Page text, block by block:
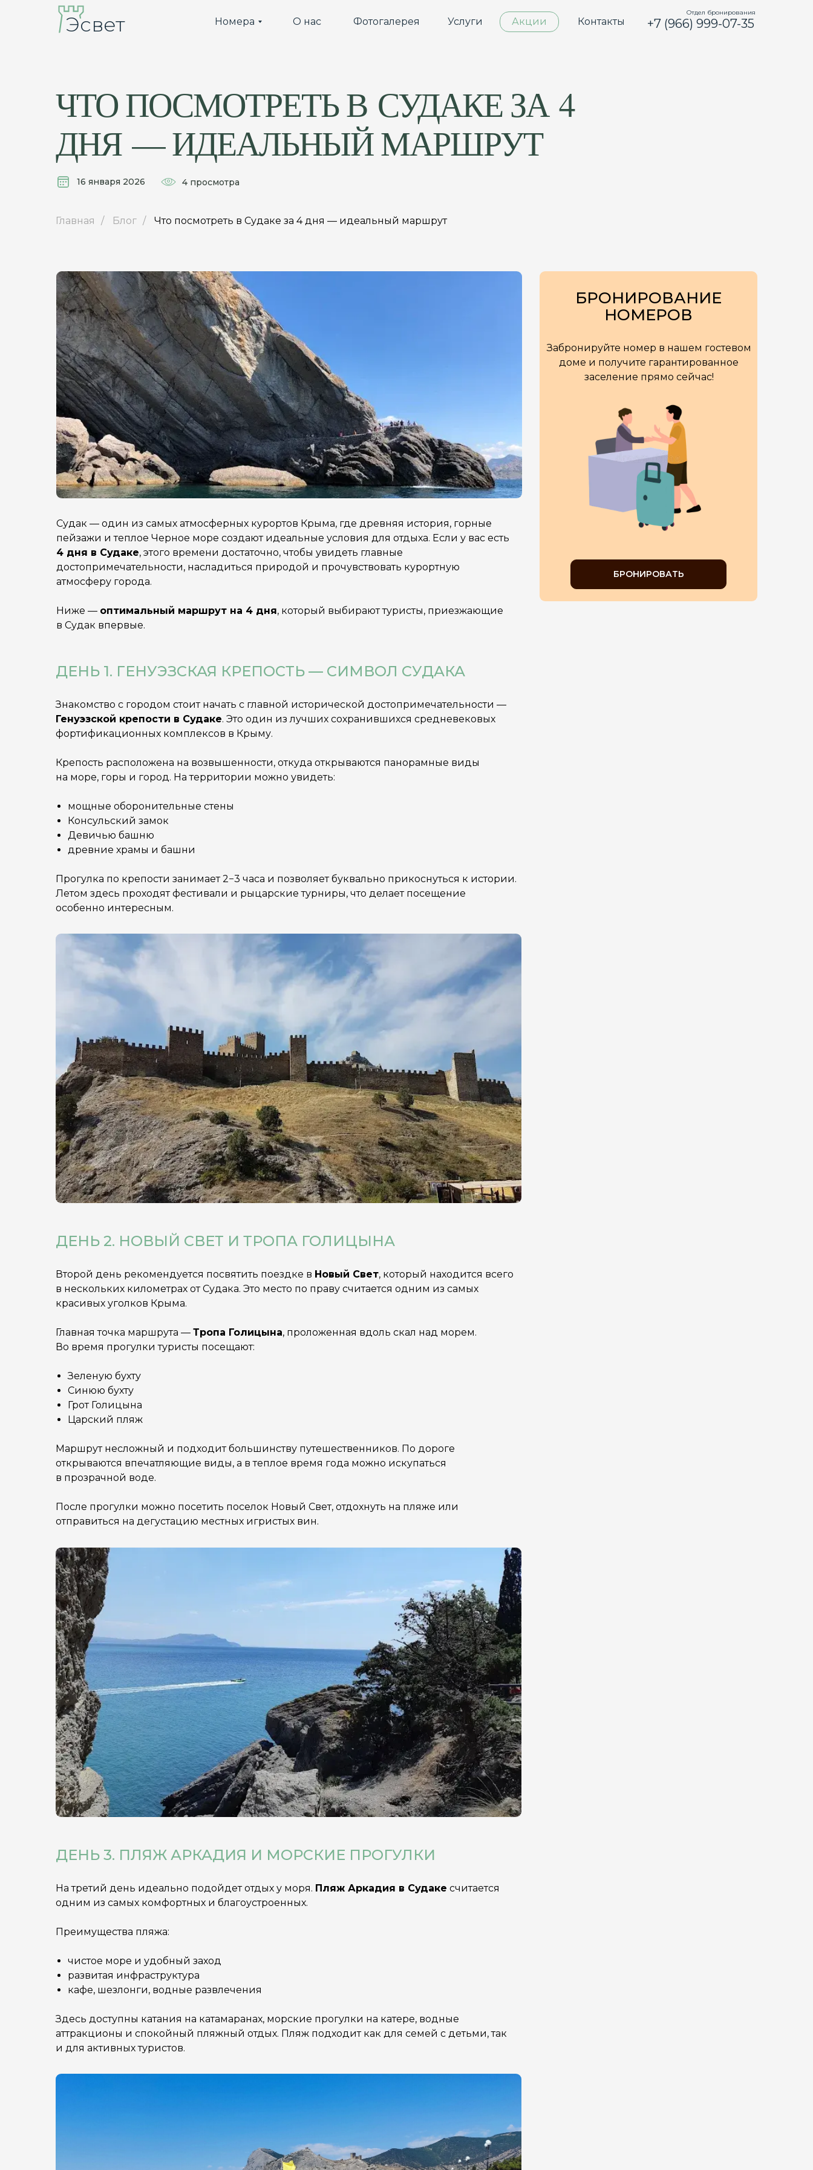
Номера О нас Фотогалерея Акции
Услуги Контакты
Отдел бронирования
+7 (966) 999-07-35
Эсвет
ЧТО ПОСМОТРЕТЬ В СУДАКЕ ЗА 4
ДНЯ — ИДЕАЛЬНЫЙ МАРШРУТ
16 января 2026 4 просмотра
Главная / Блог / Что посмотреть в Судаке за 4 дня — идеальный маршрут
ДЕНЬ 2. НОВЫЙ СВЕТ И ТРОПА ГОЛИЦЫНА
Второй день рекомендуется посвятить поездке в Новый Свет, который находится всего
в нескольких километрах от Судака. Это место по праву считается одним из самых
красивых уголков Крыма.
Главная точка маршрута — Тропа Голицына, проложенная вдоль скал над морем.
Во время прогулки туристы посещают:
Зеленую бухту
Синюю бухту
Грот Голицына
Царский пляж
Маршрут несложный и подходит большинству путешественников. По дороге
открываются впечатляющие виды, а в теплое время года можно искупаться
в прозрачной воде.
После прогулки можно посетить поселок Новый Свет, отдохнуть на пляже или
отправиться на дегустацию местных игристых вин.
ДЕНЬ 1. ГЕНУЭЗСКАЯ КРЕПОСТЬ — СИМВОЛ СУДАКА
Знакомство с городом стоит начать с главной исторической достопримечательности —
Генуэзской крепости в Судаке. Это один из лучших сохранившихся средневековых
фортификационных комплексов в Крыму.
Крепость расположена на возвышенности, откуда открываются панорамные виды
на море, горы и город. На территории можно увидеть:
мощные оборонительные стены
Консульский замок
Девичью башню
древние храмы и башни
Прогулка по крепости занимает 2−3 часа и позволяет буквально прикоснуться к истории.
Летом здесь проходят фестивали и рыцарские турниры, что делает посещение
особенно интересным.
Судак — один из самых атмосферных курортов Крыма, где древняя история, горные
пейзажи и теплое Черное море создают идеальные условия для отдыха. Если у вас есть
4 дня в Судаке, этого времени достаточно, чтобы увидеть главные
достопримечательности, насладиться природой и прочувствовать курортную
атмосферу города.
Ниже — оптимальный маршрут на 4 дня, который выбирают туристы, приезжающие
в Судак впервые.
ДЕНЬ 3. ПЛЯЖ АРКАДИЯ И МОРСКИЕ ПРОГУЛКИ
На третий день идеально подойдет отдых у моря. Пляж Аркадия в Судаке считается
одним из самых комфортных и благоустроенных.
Преимущества пляжа:
чистое море и удобный заход
развитая инфраструктура
кафе, шезлонги, водные развлечения
Здесь доступны катания на катамаранах, морские прогулки на катере, водные
аттракционы и спокойный пляжный отдых. Пляж подходит как для семей с детьми, так
и для активных туристов.
БРОНИРОВАНИЕ
НОМЕРОВ
Забронируйте номер в нашем гостевом
доме и получите гарантированное
заселение прямо сейчас!
БРОНИРОВАТЬ